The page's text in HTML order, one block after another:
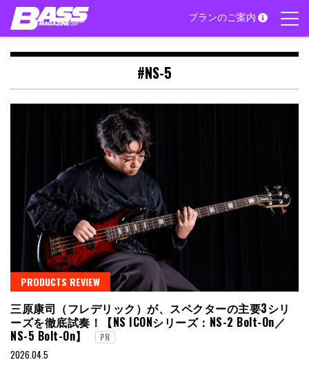
Skip
content
プランのご案内
#NS-5
PRODUCTS REVIEW
三原康司（フレデリック）が、スペクターの主要3シリ
ーズを徹底試奏！【NS ICONシリーズ：NS-2 Bolt-On／
NS-5 Bolt-On】
PR
2026.04.5